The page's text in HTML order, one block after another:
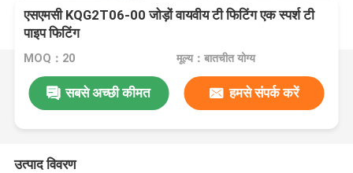
एसएमसी KQG2T06-00 जोड़ों वायवीय टी फिटिंग एक स्पर्श टी
पाइप फिटिंग
MOQ：20 मूल्य：बातचीत योग्य
सबसे अच्छी कीमत हमसे संपर्क करें
उत्पाद विवरण